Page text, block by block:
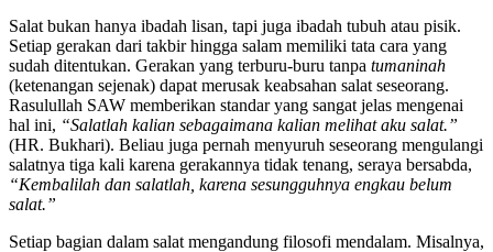
Salat bukan hanya ibadah lisan, tapi juga ibadah tubuh atau pisik.
Setiap gerakan dari takbir hingga salam memiliki tata cara yang
sudah ditentukan. Gerakan yang terburu-buru tanpa tumaninah
(ketenangan sejenak) dapat merusak keabsahan salat seseorang.
Rasulullah SAW memberikan standar yang sangat jelas mengenai
hal ini, “Salatlah kalian sebagaimana kalian melihat aku salat.”
(HR. Bukhari). Beliau juga pernah menyuruh seseorang mengulangi
salatnya tiga kali karena gerakannya tidak tenang, seraya bersabda,
“Kembalilah dan salatlah, karena sesungguhnya engkau belum
salat.”
Setiap bagian dalam salat mengandung filosofi mendalam. Misalnya,